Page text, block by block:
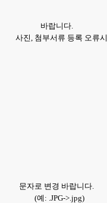
바랍니다.
사진, 첨부서류 등록 오류
문자로 변경 바랍니다.
(예: .JPG->.jpg)